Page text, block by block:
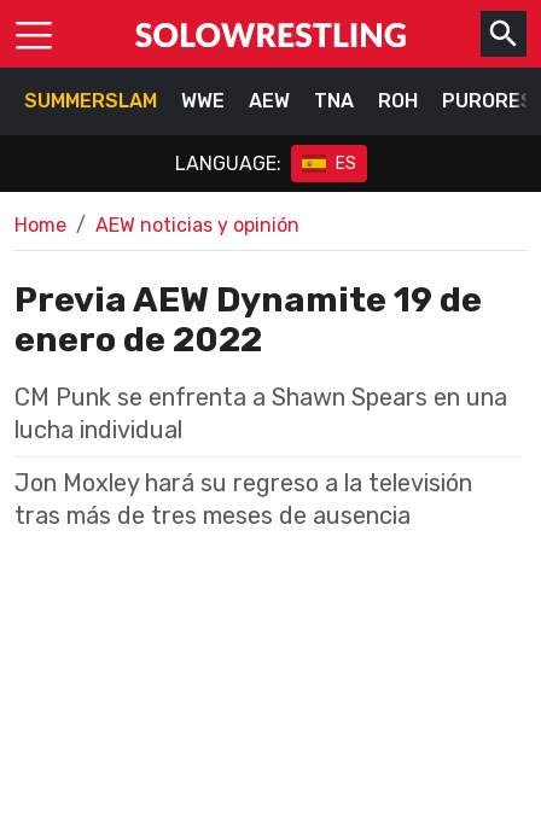
SUMMERSLAM WWE AEW TNA ROH
LANGUAGE: ES
Home AEW noticias y opinión
Previa AEW Dynamite 19 de
enero de 2022
CM Punk se enfrenta a Shawn Spears en una
lucha individual
Jon Moxley hará su regreso a la televisión
tras más de tres meses de ausencia